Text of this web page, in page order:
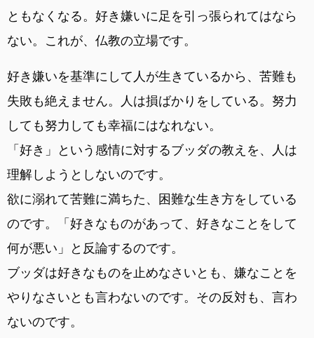
ともなくなる。好き嫌いに足を引っ張られてはなら
ない。これが、仏教の立場です。
好き嫌いを基準にして人が生きているから、苦難も
失敗も絶えません。人は損ばかりをしている。努力
しても努力しても幸福にはなれない。
「好き」という感情に対するブッダの教えを、人は
理解しようとしないのです。
欲に溺れて苦難に満ちた、困難な生き方をしている
のです。「好きなものがあって、好きなことをして
何が悪い」と反論するのです。
ブッダは好きなものを止めなさいとも、嫌なことを
やりなさいとも言わないのです。その反対も、言わ
ないのです。